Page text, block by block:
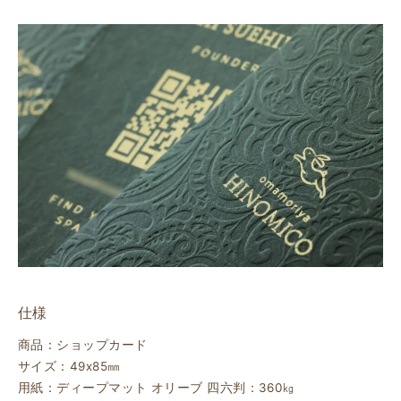
仕様
商品：ショップカード
サイズ：49ⅹ85㎜
用紙：ディープマット オリーブ 四六判：360㎏